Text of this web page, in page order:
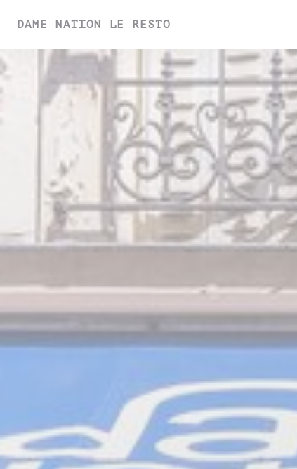
DAME NATION LE RESTO